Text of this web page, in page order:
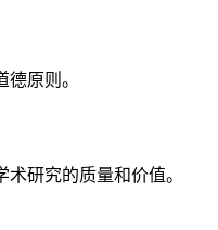
原则。
研究的质量和价值。